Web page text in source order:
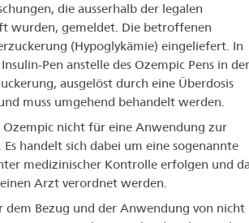
die ausserhalb der legalen
wurden, gemeldet. Die betroffenen
(Hypoglykämie) eingeliefert. In
Pen anstelle des Ozempic Pens in der
ausgelöst durch eine Überdosis
muss umgehend behandelt werden.
Ozempic nicht für eine Anwendung zur
handelt sich dabei um eine sogenannte
medizinischer Kontrolle erfolgen und
Arzt verordnet werden.
Bezug und der Anwendung von nicht